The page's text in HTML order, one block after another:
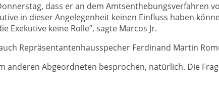
dass er an dem Amtsenthebungsverfahren
in dieser Angelegenheit keinen Einfluss haben
keine Rolle”, sagte Marcos Jr.
Repräsentantenhausspecher Ferdinand Martin
Abgeordneten besprochen, natürlich. Die